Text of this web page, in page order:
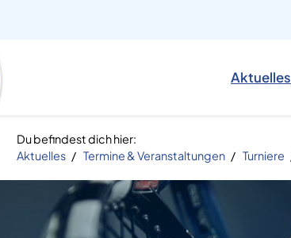
Aktuelles
Du befindest dich hier:
Aktuelles
Termine & Veranstaltungen Turniere